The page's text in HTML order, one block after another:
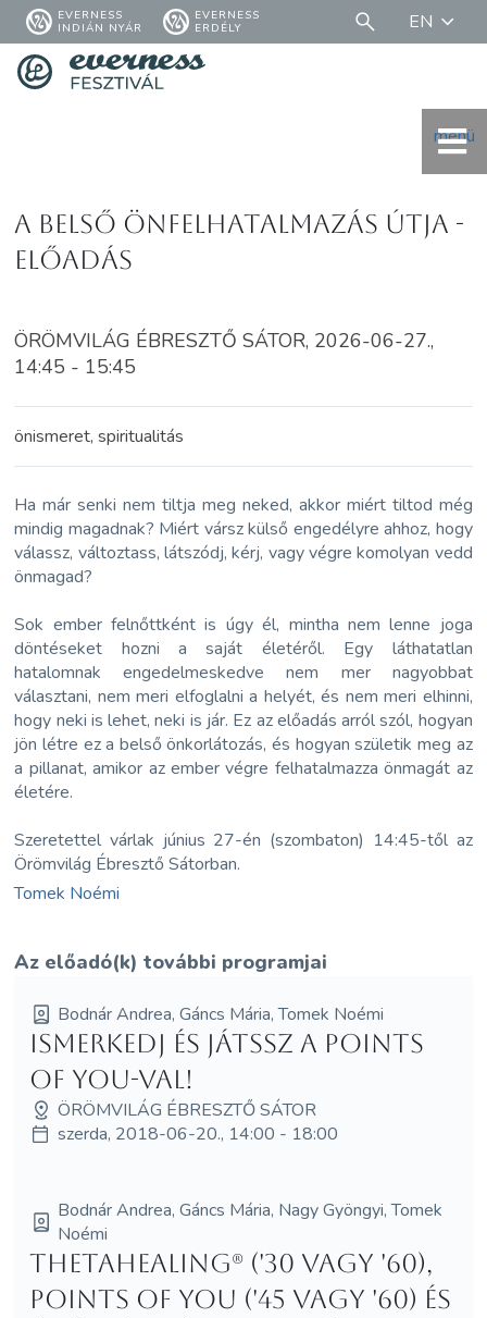
EVERNESS
INDIÁN NYÁR
EVERNESS
ERDÉLY
EN
menü
A belső önfelhatalmazás útja -
előadás
ÖRÖMVILÁG ÉBRESZTŐ SÁTOR, 2026-06-27.,
14:45 - 15:45
önismeret, spiritualitás
Ha már senki nem tiltja meg neked, akkor miért tiltod még
mindig magadnak? Miért vársz külső engedélyre ahhoz, hogy
válassz, változtass, látszódj, kérj, vagy végre komolyan vedd
önmagad?
Sok ember felnőttként is úgy él, mintha nem lenne joga
döntéseket hozni a saját életéről. Egy láthatatlan
hatalomnak engedelmeskedve nem mer nagyobbat
választani, nem meri elfoglalni a helyét, és nem meri elhinni,
hogy neki is lehet, neki is jár. Ez az előadás arról szól, hogyan
jön létre ez a belső önkorlátozás, és hogyan születik meg az
a pillanat, amikor az ember végre felhatalmazza önmagát az
életére.
Szeretettel várlak június 27-én (szombaton) 14:45-től az
Örömvilág Ébresztő Sátorban.
Tomek Noémi
Az előadó(k) további programjai
Bodnár Andrea, Gáncs Mária, Tomek Noémi
Ismerkedj és játssz a Points
of You-val!
ÖRÖMVILÁG ÉBRESZTŐ SÁTOR
szerda, 2018-06-20., 14:00 - 18:00
Bodnár Andrea, Gáncs Mária, Nagy Gyöngyi, Tomek
Noémi
ThetaHealing® ('30 vagy '60),
Points of You ('45 vagy '60) és